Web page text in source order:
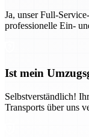
Ja, unser Full-
professionelle Ein-
Ist mein
Selbstverständlich!
Transports über uns